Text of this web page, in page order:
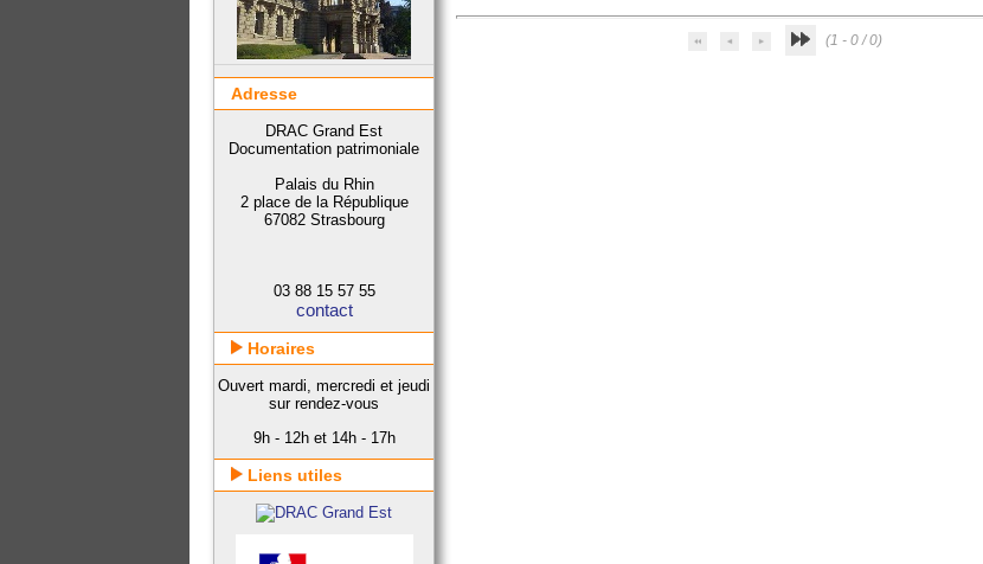
(1 - 0 / 0)
Adresse
DRAC Grand Est
Documentation patrimoniale
Palais du Rhin
2 place de la République
67082 Strasbourg
03 88 15 57 55
contact
Horaires
Ouvert mardi, mercredi et jeudi
sur rendez-vous
9h - 12h et 14h - 17h
Liens utiles